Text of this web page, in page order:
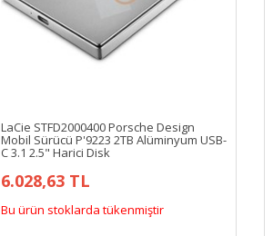
LaCie STFD2000400 Porsche Design
Mobil Sürücü P'9223 2TB Alüminyum USB-
C 3.1 2.5" Harici Disk
6.028,63 TL
Bu ürün stoklarda tükenmiştir